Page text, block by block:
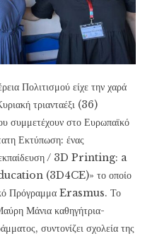
Πολιτισμού είχε την χαρά
τριανταέξι (36)
συμμετέχουν στο Ευρωπαϊκό
Εκτύπωση: ένας
εκπαίδευση / 3D Printing: a
(3D4CE)» το οποίο
Πρόγραμμα Erasmus. Το
Μάνια καθηγήτρια-
συντονίζει σχολεία της